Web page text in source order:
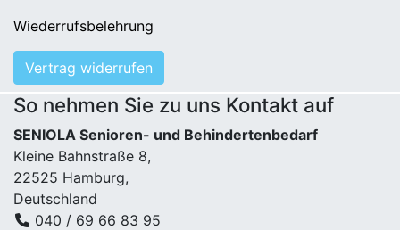
Wiederrufsbelehrung
Vertrag widerrufen
So nehmen Sie zu uns Kontakt auf
SENIOLA Senioren- und Behindertenbedarf
Kleine Bahnstraße 8,
22525 Hamburg,
Deutschland
040 / 69 66 83 95